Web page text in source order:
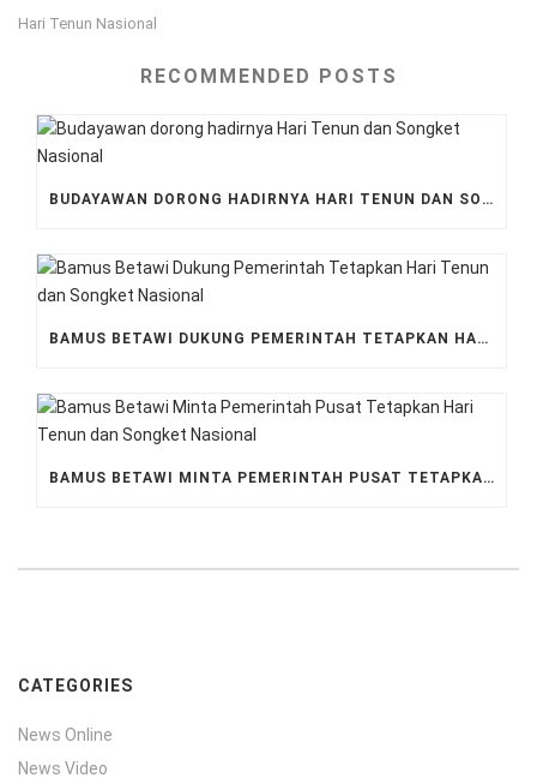
Hari Tenun Nasional
RECOMMENDED POSTS
BUDAYAWAN DORONG HADIRNYA HARI TENUN DAN SONGKET NASIONAL
BAMUS BETAWI DUKUNG PEMERINTAH TETAPKAN HARI TENUN DAN SONGKET NASIONAL
BAMUS BETAWI MINTA PEMERINTAH PUSAT TETAPKAN HARI TENUN DAN SONGKET NASIONAL
CATEGORIES
News Online
News Video